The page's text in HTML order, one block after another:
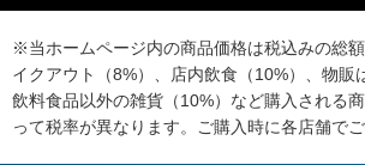
※当ホームページ内の商品価格は税込みの総
イクアウト（8%）、店内飲食（10%）、物販
飲料食品以外の雑貨（10%）など購入される
って税率が異なります。ご購入時に各店舗でご